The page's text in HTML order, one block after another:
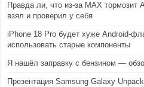
Правда ли, что из-за MAX
взял и проверил у себя
iPhone 18 Pro будет хуже Android-
использовать старые компоненты
Я нашёл заправку с бензином —
Презентация Samsung Galaxy